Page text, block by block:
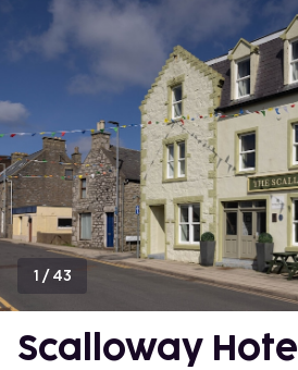
1 /43
Scalloway Hotel